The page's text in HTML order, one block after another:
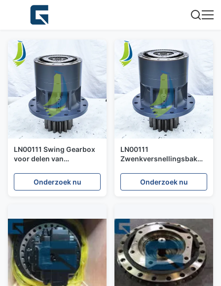
LN00111 Swing Gearbox
voor delen van
Onderzoek nu
LN00111
Zwenkversnellingsbak
graafmachine
Onderzoek nu